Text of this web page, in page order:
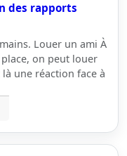
des rapports
Louer un ami À
on peut louer
une réaction face à